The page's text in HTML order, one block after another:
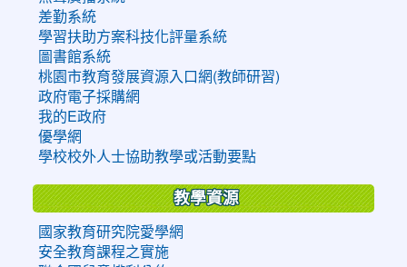
差勤系統
學習扶助方案科技化評量系統
圖書館系統
桃園市教育發展資源入口網(教師研習)
政府電子採購網
我的E政府
優學網
學校校外人士協助教學或活動要點
教學資源
國家教育研究院愛學網
安全教育課程之實施